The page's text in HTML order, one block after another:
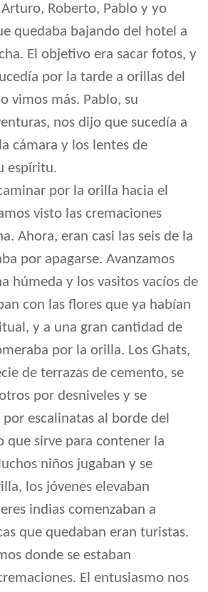
Roberto, Pablo y yo
quedaba bajando del hotel a
El objetivo era sacar fotos, y
por la tarde a orillas del
vimos más. Pablo, su
nos dijo que sucedía a
cámara y los lentes de
espíritu.
por la orilla hacia el
visto las cremaciones
Ahora, eran casi las seis de la
por apagarse. Avanzamos
húmeda y los vasitos vacíos de
con las flores que ya habían
y a una gran cantidad de
por la orilla. Los Ghats,
de terrazas de cemento, se
por desniveles y se
escalinatas al borde del
que sirve para contener la
niños jugaban y se
los jóvenes elevaban
indias comenzaban a
que quedaban eran turistas.
donde se estaban
El entusiasmo nos